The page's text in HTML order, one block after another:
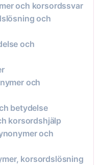
och korsordssvar
och
och
och
betydelse
korsordshjälp
och
korsordslösning